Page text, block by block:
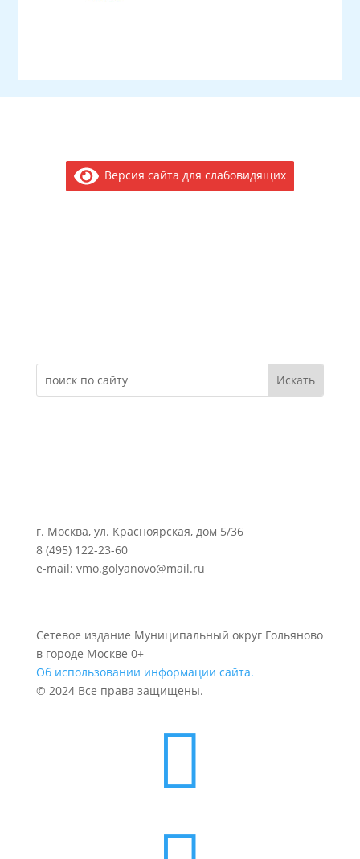
Версия сайта для слабовидящих
г. Москва, ул. Красноярская, дом 5/36
8 (495) 122-23-60
e-mail: vmo.golyanovo@mail.ru
Сетевое издание Муниципальный округ Гольяново
в городе Москве 0+
Об использовании информации сайта.
© 2024 Все права защищены.
